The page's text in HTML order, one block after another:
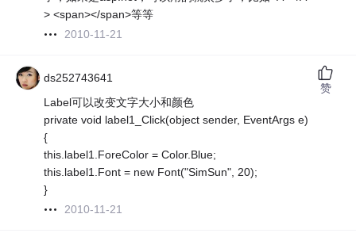
> <span></span>等等
2010-11-21
ds252743641
Label可以改变文字大小和颜色
private void label1_Click(object sender, EventArgs e)
{
this.label1.ForeColor = Color.Blue;
this.label1.Font = new Font("SimSun", 20);
}
2010-11-21
赞